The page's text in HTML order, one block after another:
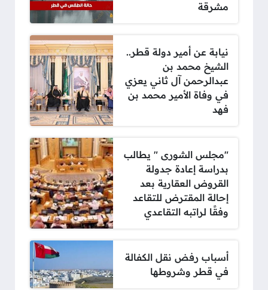
مشرقة
نيابة عن أمير دولة قطر..
الشيخ محمد بن
عبدالرحمن آل ثاني يعزي
في وفاة الأمير محمد بن
فهد
"مجلس الشورى " يطالب
بدراسة إعادة جدولة
القروض العقارية بعد
إحالة المقترض للتقاعد
وفقًا لراتبه التقاعدي
أسباب رفض نقل الكفالة
في قطر وشروطها